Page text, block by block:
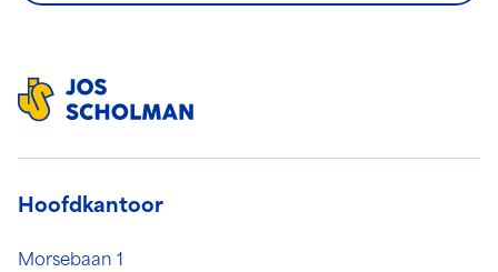
Hoofdkantoor
Morsebaan 1